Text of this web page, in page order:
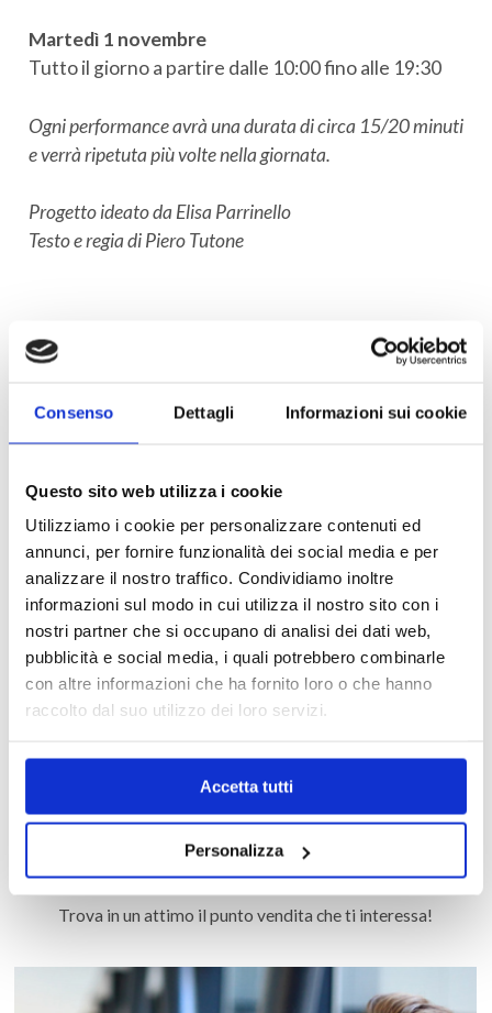
Consenso Dettagli Informazioni sui cookie
Questo sito web utilizza i cookie
Utilizziamo i cookie per personalizzare contenuti ed
annunci, per fornire funzionalità dei social media e per
analizzare il nostro traffico. Condividiamo inoltre
informazioni sul modo in cui utilizza il nostro sito con i
nostri partner che si occupano di analisi dei dati web,
pubblicità e social media, i quali potrebbero combinarle
con altre informazioni che ha fornito loro o che hanno
raccolto dal suo utilizzo dei loro servizi.
Accetta tutti
Personalizza
Martedì 1 novembre
Tutto il giorno a partire dalle 10:00 fino alle 19:30
Ogni performance avrà una durata di circa 15/20 minuti
e verrà ripetuta più volte nella giornata.
Progetto ideato da Elisa Parrinello
Testo e regia di Piero Tutone
MAPPA DEL CENTRO
Trova in un attimo il punto vendita che ti interessa!